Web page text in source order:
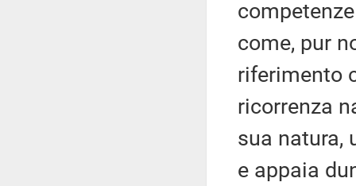
come, pur
riferimento
ricorrenza
sua natura,
e appaia